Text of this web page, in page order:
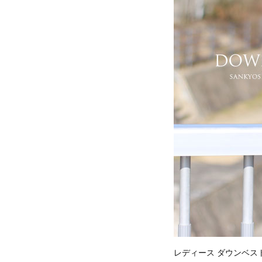
レディース ダウンベス